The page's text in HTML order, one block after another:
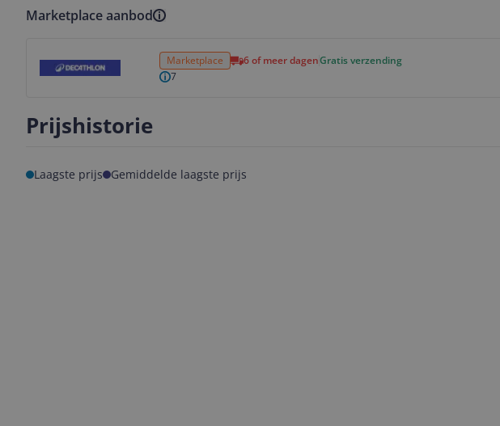
Marketplace aanbod
Marketplace 6 of meer dagenGratis verzending
7
Prijshistorie
Laagste prijs Gemiddelde laagste prijs